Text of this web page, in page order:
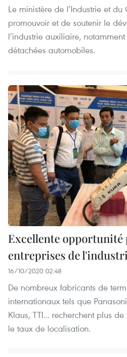
Le ministère de l’Industrie et
promouvoir et de soutenir le
l’industrie auxiliaire,
détachées automobiles.
Excellente opportunité
entreprises de
16/10/2020 02:48
De nombreux fabricants de
internationaux tels que
Klaus, TTI... recherchent plus
le taux de localisation.